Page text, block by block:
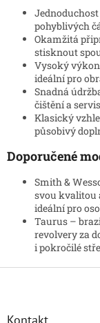
pohyblivých
Okamžitá
stisknout
Vysoký
ideální pro
Snadná
čištění a servis
Klasický
působivý
Doporučené
Smith &
svou kvalitou
ideální pro
Taurus –
revolvery za
i pokročilé
Z
Kontakt